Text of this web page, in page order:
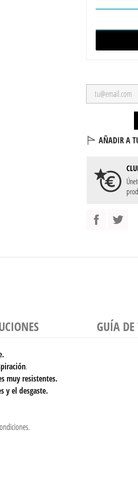
AÑADIR A
GUÍA DE
.
muy resistentes.
y el desgaste.